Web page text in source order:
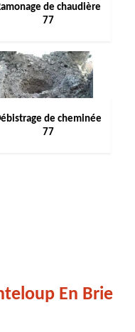
de chaudière
77
de cheminée
77
En Brie